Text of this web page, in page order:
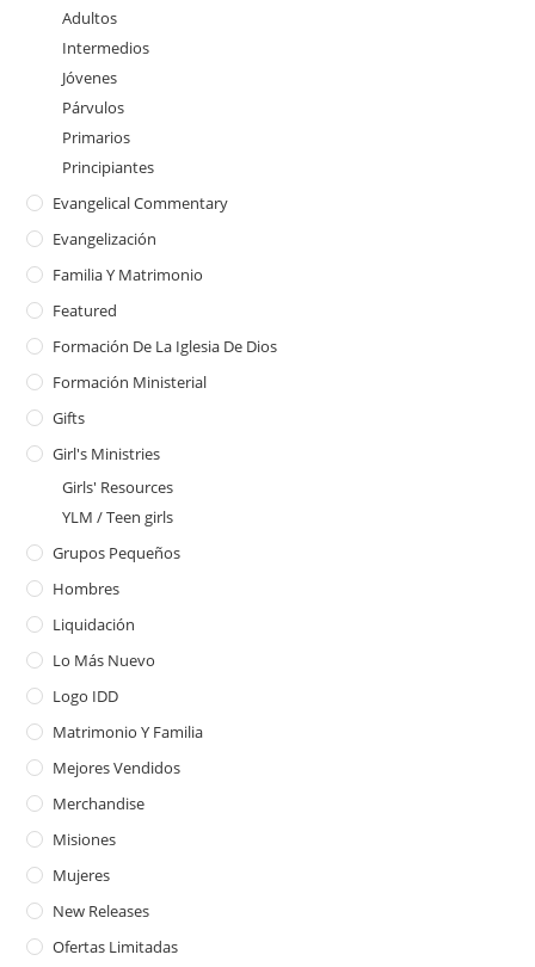
Adultos
Intermedios
Jóvenes
Párvulos
Primarios
Principiantes
Evangelical Commentary
Evangelización
Familia Y Matrimonio
Featured
Formación De La Iglesia De Dios
Formación Ministerial
Gifts
Girl's Ministries
Girls' Resources
YLM / Teen girls
Grupos Pequeños
Hombres
Liquidación
Lo Más Nuevo
Logo IDD
Matrimonio Y Familia
Mejores Vendidos
Merchandise
Misiones
Mujeres
New Releases
Ofertas Limitadas